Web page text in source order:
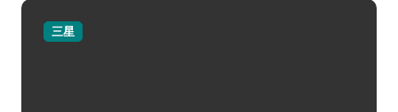
三星